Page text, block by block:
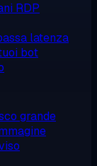
RDP
latenza
bot
grande